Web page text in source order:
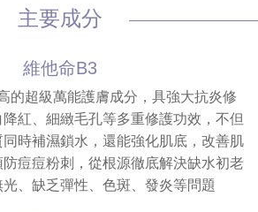
主要成分
維他命B3
的超級萬能護膚成分，具強大抗炎修
紅、細緻毛孔等多重修護功效，不但
時補濕鎖水，還能強化肌底，改善肌
痘痘粉刺，從根源徹底解決缺水初老
光、缺乏彈性、色斑、發炎等問題